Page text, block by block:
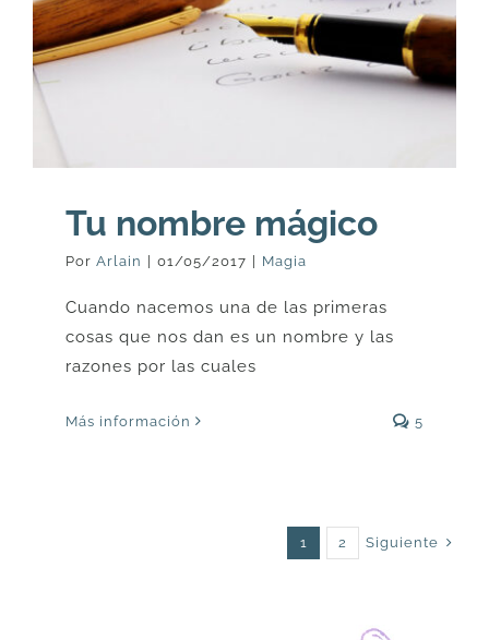
Tu nombre mágico
Por Arlain | 01/05/2017 | Magia
Cuando nacemos una de las primeras
cosas que nos dan es un nombre y las
razones por las cuales
Más información 5
1 2 Siguiente